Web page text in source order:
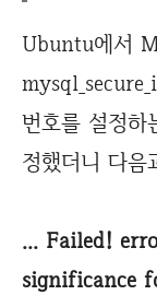
Ubuntu에서
번호를 설정하
정했더니 다음
... Failed!
significance